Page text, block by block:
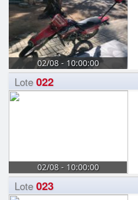
02/08 - 10:00:00
Lote 022
02/08 - 10:00:00
Lote 023